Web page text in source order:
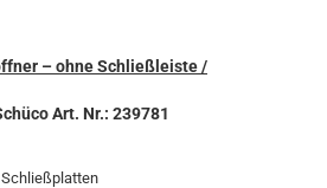
– ohne Schließleiste /
Art. Nr.: 239781